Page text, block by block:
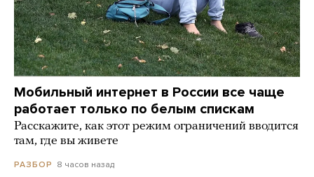
Мобильный интернет в России все чаще
работает только по белым спискам
Расскажите, как этот режим ограничений вводится
там, где вы живете
РАЗБОР 8 часов назад